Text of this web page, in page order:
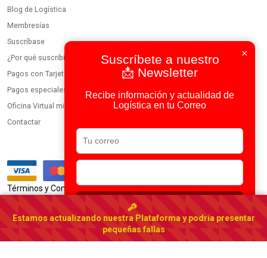
×
Suscríbete a nuestro
📩 Newsletter
Recibe información y actualidad de
Logística en tu Correo
Suscribirse
Blog de Logística
Membresías
Suscríbase
¿Por qué suscribirse?
Pagos con Tarjeta
Pagos especiales
Oficina Virtual miembros
Contactar
Términos y Condiciones|Política de Privacidad
Usamos IA en todos nuestros procesos
Portal Logístico Latinoamericano
© 2023-2026 DirectorioDeCarga.com
Estamos actualizando nuestra Plataforma y podría presentar
pequeñas fallas